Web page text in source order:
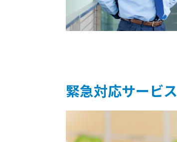
緊急対応サービス